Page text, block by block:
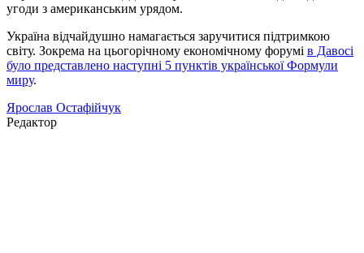
угоди з американським урядом.
Україна відчайдушно намагається заручитися підтримкою
світу. Зокрема на цьогорічному економічному форумі в Давосі
було представлено наступні 5 пунктів української Формули
миру.
Ярослав Остафійчук
Редактор